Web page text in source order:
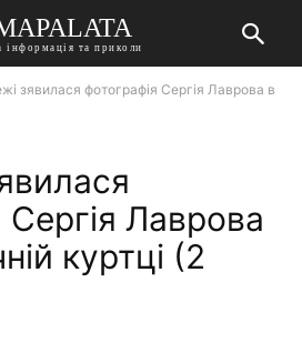
інформація та приколи
зявилася фотографія Сергія Лаврова в
Сергія Лаврова
куртці (2